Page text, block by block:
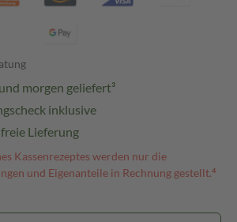
morgen geliefert³
inklusive
Lieferung
Kassenrezeptes werden nur die
und Eigenanteile in Rechnung gestellt.⁴